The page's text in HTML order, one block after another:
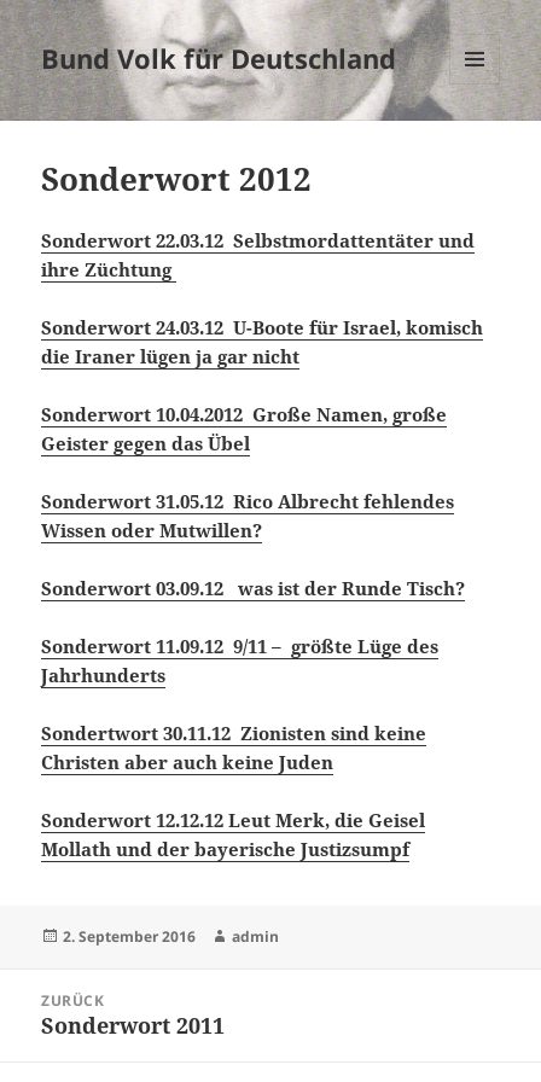
Bund Volk für Deutschland
MENÜ
UND
Sonderwort 2012
Sonderwort 22.03.12 Selbstmordattentäter und
ihre Züchtung
Sonderwort 24.03.12 U-Boote für Israel, komisch
die Iraner lügen ja gar nicht
Sonderwort 10.04.2012 Große Namen, große
Geister gegen das Übel
Sonderwort 31.05.12 Rico Albrecht fehlendes
Wissen oder Mutwillen?
Sonderwort 03.09.12 was ist der Runde Tisch?
Sonderwort 11.09.12 9/11 – größte Lüge des
Jahrhunderts
Sondertwort 30.11.12 Zionisten sind keine
Christen aber auch keine Juden
Sonderwort 12.12.12 Leut Merk, die Geisel
Mollath und der bayerische Justizsumpf
Veröffentlicht
2. September 2016 Autor
admin
Navigation
ZURÜCK
Vorheriger
Sonderwort 2011